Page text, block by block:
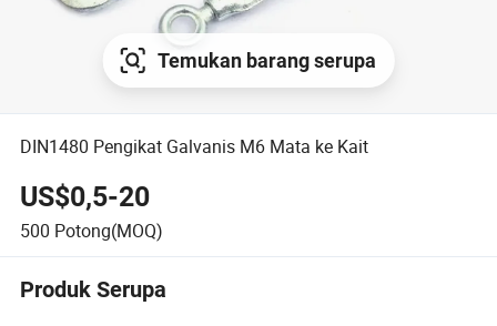
Temukan barang serupa
DIN1480 Pengikat Galvanis M6 Mata ke Kait
US$0,5-20
500 Potong(MOQ)
Produk Serupa